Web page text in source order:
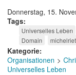
Donnerstag, 15.
Tags
Universelles Leben
Domain
Kategorie
Organisationen
Universelles Leben